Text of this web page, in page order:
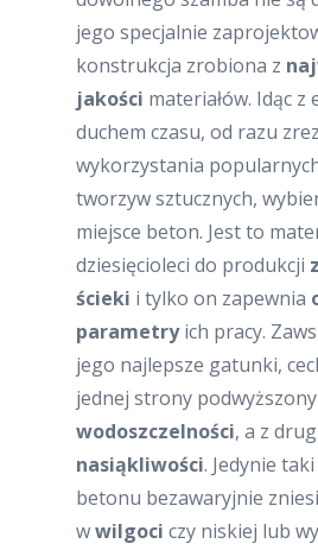
jego specjalnie
konstrukcja zrobiona z
jakości materiałów. Idąc z
duchem czasu, od razu
wykorzystania
tworzyw sztucznych,
miejsce beton. Jest to
dziesięcioleci do produkcji
ścieki i tylko on zapewnia
parametryich pracy.
jego najlepsze gatunki,
jednej strony
wodoszczelności, a z
nasiąkliwości. Jedynie
betonu bezawaryjnie
wwilgoci czy niskiej lub